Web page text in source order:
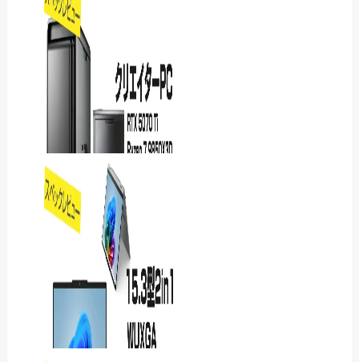
Lenovo IdeaPad Slim 3i
Gen 11レビュー｜17.3型で
表も文字…